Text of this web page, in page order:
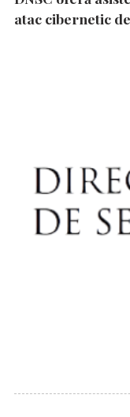
atac cibernetic